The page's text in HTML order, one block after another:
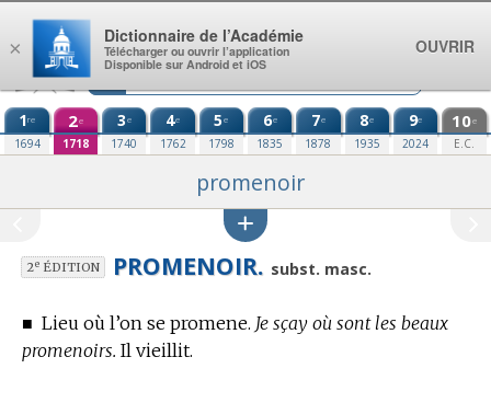
Aller au contenu
1re
1694
2e
1718
3e
1740
4e
1762
5e
1798
6e
1835
7e
1878
8e
1935
9e
2024
10e
E.C.
promenoir
2eÉDITION PROMENOIR. subst. masc.
■ Lieu où l’on se promene. Je sçay où sont les beaux
promenoirs. Il vieillit.
×
Dictionnaire de l’Académie
Télécharger ou ouvrir l’application
Disponible sur Android et iOS
OUVRIR